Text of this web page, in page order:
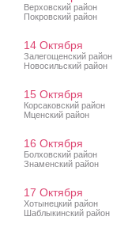
Верховский район
Покровский район
14 Октября
Залегощенский район
Новосильский район
15 Октября
Корсаковский район
Мценский район
16 Октября
Болховский район
Знаменский район
17 Октября
Хотынецкий район
Шаблыкинский район